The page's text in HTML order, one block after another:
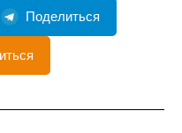
Поделиться